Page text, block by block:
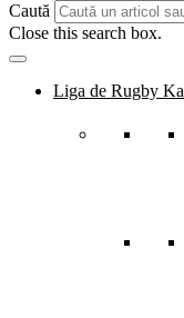
Caută
Close this search box.
Liga de Rugby